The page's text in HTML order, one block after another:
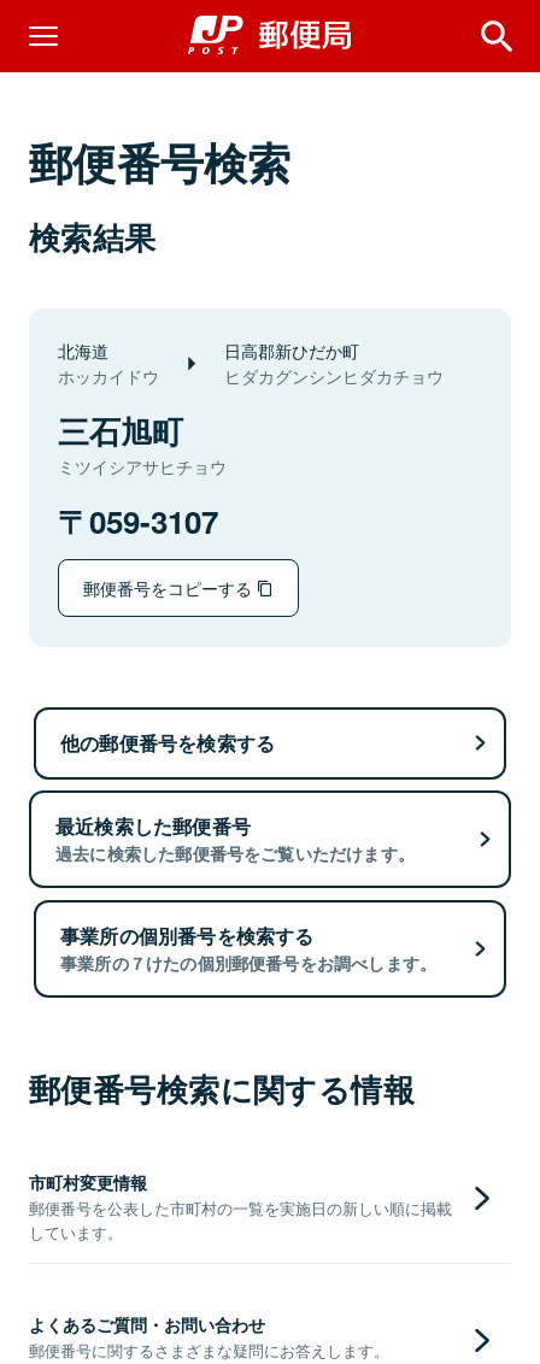
郵便番号検索
検索結果
北海道
ホッカイドウ
日高郡新ひだか町
ヒダカグンシンヒダカチョウ
三石旭町
ミツイシアサヒチョウ
059-3107
郵便番号をコピーする
他の郵便番号を検索する
最近検索した郵便番号
過去に検索した郵便番号をご覧いただけます。
事業所の個別番号を検索する
事業所の７けたの個別郵便番号をお調べします。
郵便番号検索に関する情報
市町村変更情報
郵便番号を公表した市町村の一覧を実施日の新しい順に掲載
しています。
よくあるご質問・お問い合わせ
郵便番号に関するさまざまな疑問にお答えします。